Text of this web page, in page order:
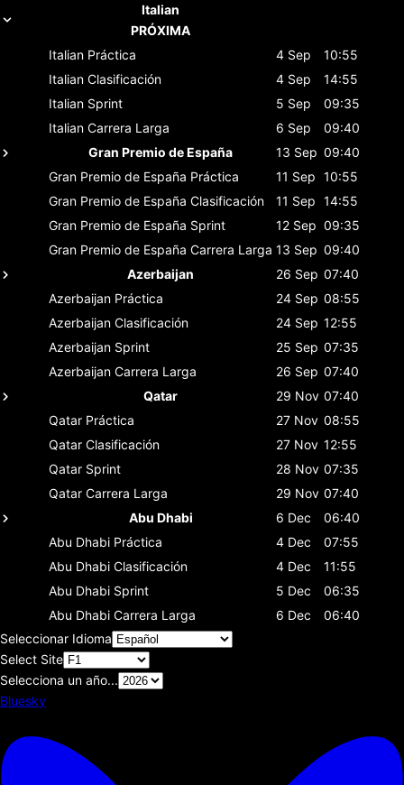
Italian
PRÓXIMA
Italian Práctica 4 Sep
10:55
Italian Clasificación 4 Sep
14:55
Italian Sprint 5 Sep
09:35
Italian Carrera Larga 6 Sep
09:40
Gran Premio de España
13 Sep 09:40
Gran Premio de España Práctica 11 Sep 10:55
Gran Premio de España Clasificación 11 Sep 14:55
Gran Premio de España Sprint 12 Sep 09:35
Gran Premio de España Carrera Larga 13 Sep 09:40
Azerbaijan
26 Sep 07:40
Azerbaijan Práctica 24 Sep 08:55
Azerbaijan Clasificación 24 Sep 12:55
Azerbaijan Sprint 25 Sep 07:35
Azerbaijan Carrera Larga 26 Sep 07:40
Qatar
29 Nov 07:40
Qatar Práctica 27 Nov 08:55
Qatar Clasificación 27 Nov 12:55
Qatar Sprint 28 Nov 07:35
Qatar Carrera Larga 29 Nov 07:40
Abu Dhabi
6 Dec
06:40
Abu Dhabi Práctica 4 Dec
07:55
Abu Dhabi Clasificación 4 Dec
11:55
Abu Dhabi Sprint 5 Dec
06:35
Abu Dhabi Carrera Larga 6 Dec
06:40
Seleccionar Idioma
Select Site
Selecciona un año...
Bluesky